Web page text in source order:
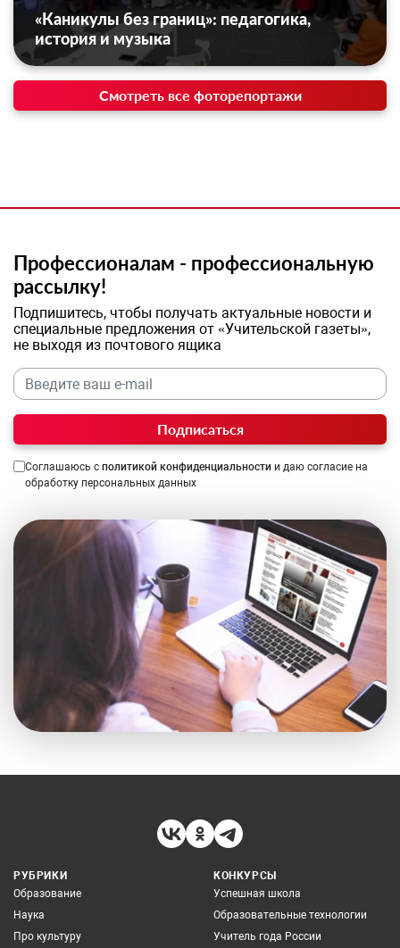
«Каникулы без границ»: педагогика,
история и музыка
Смотреть все фоторепортажи
Профессионалам - профессиональную
рассылку!
Подпишитесь, чтобы получать актуальные новости и
специальные предложения от «Учительской газеты»,
не выходя из почтового ящика
Подписаться
Соглашаюсь с политикой конфиденциальности и даю согласие на
обработку персональных данных
РУБРИКИ
Образование
Наука
Про культуру
КОНКУРСЫ
Успешная школа
Образовательные технологии
Учитель года России